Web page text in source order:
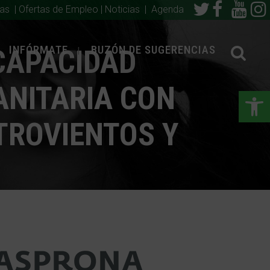
| Ofertas de Empleo | Noticias | Agenda
INFÓRMATE BUZÓN DE SUGERENCIAS
CON
Y